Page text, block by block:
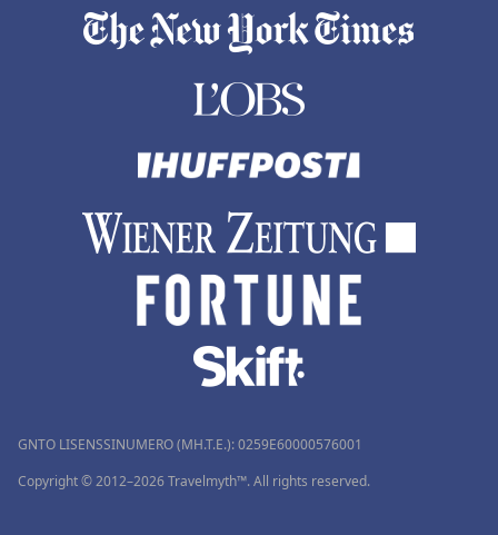
GNTO LISENSSINUMERO (MH.T.E.): 0259Ε60000576001
Copyright © 2012–2026 Travelmyth™. All rights reserved.